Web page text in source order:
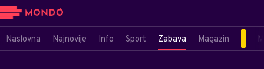
Naslovna Najnovije Info Sport Zabava Magazin